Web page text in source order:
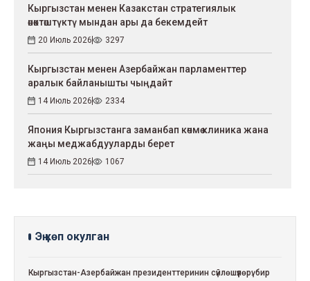
Кыргызстан менен Казакстан стратегиялык
өнөктөштүктү мындан ары да бекемдейт
20 Июль 2026 3297
Кыргызстан менен Азербайжан парламенттер
аралык байланышты чыңдайт
14 Июль 2026 2334
Япония Кыргызстанга заманбап көчмө клиника жана
жаңы меджабдууларды берет
14 Июль 2026 1067
Эң көп окулган
Кыргызстан-Азербайжан президенттеринин сүйлөшүүлөрү: бир